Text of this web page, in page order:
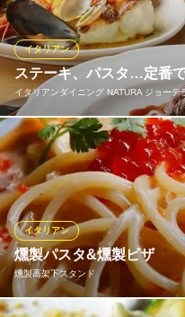
ステーキ、パスタ…定番
イタリアンダイニング NATURA ジョーテ
イタリアン
“次の飲み会はオシャレに楽し
コースは2,500円～、本場で
ンをお届けいたします。黒毛
のお肉がメインなので、男性
ごとに替わるパスタ、旬魚介
す。
イタリアンダイニング
パイッツァとイタリアン
燻製パスタ&燻製ピザ
燻製高架下スタンド
イタリアン